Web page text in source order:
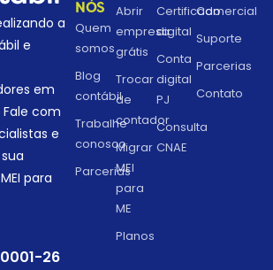
a
e
em
Fale com
e
para
26
NÓS
Quem
somos
Blog
contábil
Trabalhe
conosco
Parcerias
Abrir
empresa
grátis
Trocar
de
contador
Migrar
MEI
para
ME
Planos
Certificado
digital
Conta
digital
PJ
Consulta
CNAE
Comercial
Suporte
Parcerias
Contato